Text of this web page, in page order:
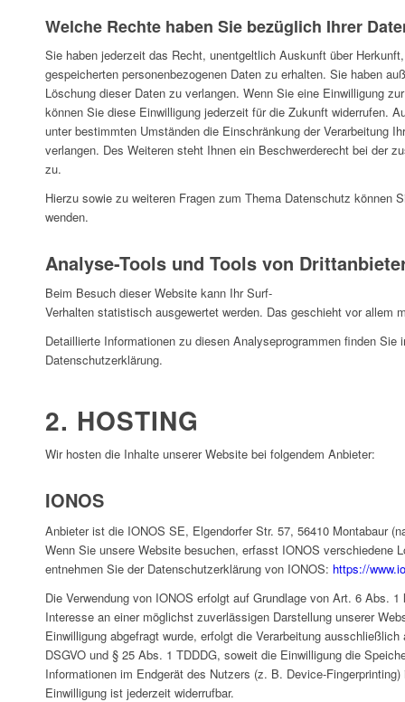
Welche Rechte haben Sie bezüglich Ihrer
Sie haben jederzeit das Recht, unentgeltlich Auskunft über
gespeicherten personenbezogenen Daten zu erhalten. Sie haben
Löschung dieser Daten zu verlangen. Wenn Sie eine Einwilligung
können Sie diese Einwilligung jederzeit für die Zukunft widerrufen.
unter bestimmten Umständen die Einschränkung der Verarbeitung
verlangen. Des Weiteren steht Ihnen ein Beschwerderecht bei der
zu.
Hierzu sowie zu weiteren Fragen zum Thema Datenschutz können
wenden.
Analyse-Tools und Tools von
Beim Besuch dieser Website kann Ihr Surf-
Verhalten statistisch ausgewertet werden. Das geschieht vor allem
Detaillierte Informationen zu diesen Analyseprogrammen finden Sie
Datenschutzerklärung.
2. HOSTING
Wir hosten die Inhalte unserer Website bei folgendem Anbieter:
IONOS
Anbieter ist die IONOS SE, Elgendorfer Str. 57, 56410 Montabaur
Wenn Sie unsere Website besuchen, erfasst IONOS verschiedene
entnehmen Sie der Datenschutzerklärung von IONOS: https://
Die Verwendung von IONOS erfolgt auf Grundlage von Art. 6 Abs.
Interesse an einer möglichst zuverlässigen Darstellung unserer
Einwilligung abgefragt wurde, erfolgt die Verarbeitung
DSGVO und § 25 Abs. 1 TDDDG, soweit die Einwilligung die
Informationen im Endgerät des Nutzers (z. B. Device-
Einwilligung ist jederzeit widerrufbar.